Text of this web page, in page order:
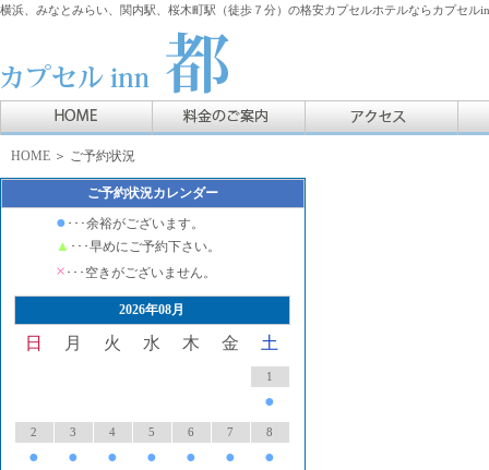
横浜、みなとみらい、関内駅、桜木町駅（徒歩７分）の格安カプセルホテルならカプセル
HOME ＞ ご予約状況
ご予約状況カレンダー
● ･･･余裕がございます。
▲ ･･･早めにご予約下さい。
× ･･･空きがございません。
2026年08月
日 月 火 水 木 金 土
1
●
2
●
3
●
4
●
5
●
6
●
7
●
8
●